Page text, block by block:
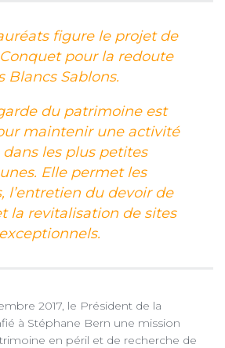
figure le projet de
pour la redoute
Blancs Sablons.
du patrimoine est
maintenir une activité
dans les plus petites
Elle permet les
l’entretien du devoir de
la revitalisation de sites
exceptionnels.
2017, le Président de la
à Stéphane Bern une mission
en péril et de recherche de